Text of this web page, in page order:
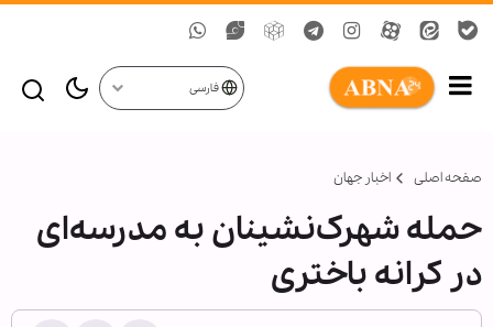
فارسی
صفحه اصلی اخبار جهان
حمله شهرک‌نشینان به مدرسه‌ای
در کرانه باختری